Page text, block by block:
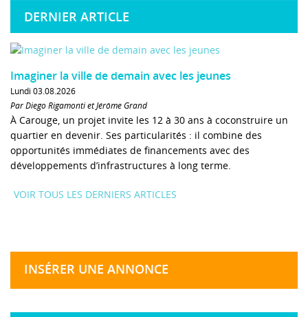
DERNIER ARTICLE
Imaginer la ville de demain avec les jeunes
Lundi 03.08.2026
Par Diego Rigamonti et Jérôme Grand
À Carouge, un projet invite les 12 à 30 ans à coconstruire un
quartier en devenir. Ses particularités : il combine des
opportunités immédiates de financements avec des
développements d’infrastructures à long terme.
VOIR TOUS LES DERNIERS ARTICLES
INSÉRER UNE ANNONCE